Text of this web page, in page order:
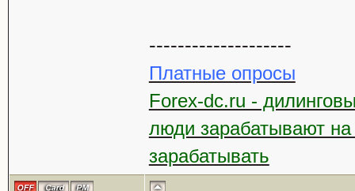
--------------------
Платные опросы
Forex-dc.ru -
люди зарабатывают
зарабатывать